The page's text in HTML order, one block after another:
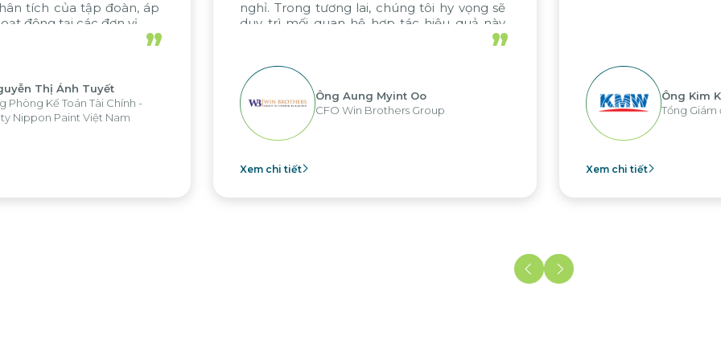
tương lai, chúng tôi hy vọng sẽ
quan hệ hợp tác hiệu quả này
trong các dự án sắp tới.
Ông Aung Myint Oo
CFO Win Brothers Group
Ông Kim Kap Youl
Tổng Giám đốc KMW Việt Nam
Xem chi tiết Xem chi tiết